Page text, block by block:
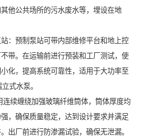
他公共场所的污水废水等，埋设在地
：预制泵站可带内部维修平台和地上控
带。在运输前进行预装和工厂测试，使
化，提高系统可靠性，适用于大功率至
式水泵。
连续缠绕加强玻璃纤维筒体，筒体厚度均
，确保质量稳定，达到设计要求并满足
出厂前进行防渗漏试验，确保无泄漏。